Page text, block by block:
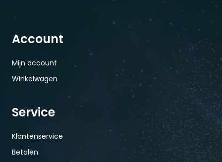
Account
Mijn account
Winkelwagen
Service
Klantenservice
Betalen